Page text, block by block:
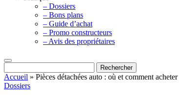
– Dossiers
– Bons plans
– Guide d’achat
– Promo constructeurs
– Avis des propriétaires
Accueil » Pièces détachées auto : où et comment
Dossiers